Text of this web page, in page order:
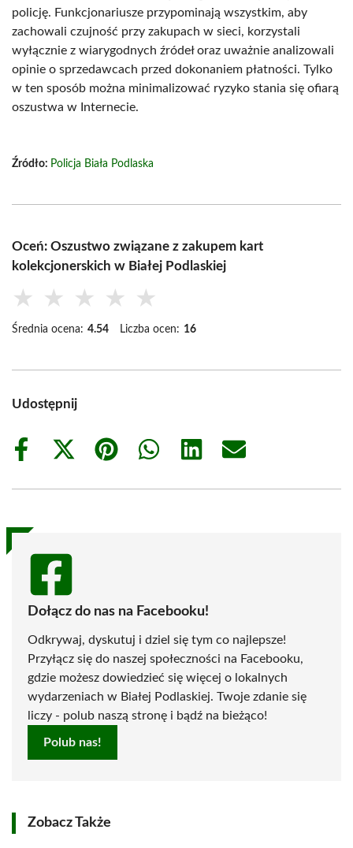
policję. Funkcjonariusze przypominają wszystkim, aby
zachowali czujność przy zakupach w sieci, korzystali
wyłącznie z wiarygodnych źródeł oraz uważnie analizowali
opinie o sprzedawcach przed dokonaniem płatności. Tylko
w ten sposób można minimalizować ryzyko stania się ofiarą
oszustwa w Internecie.
Źródło: Policja Biała Podlaska
Oceń: Oszustwo związane z zakupem kart
kolekcjonerskich w Białej Podlaskiej
★ ★ ★ ★ ★
Średnia ocena: 4.54 Liczba ocen: 16
Udostępnij
Share
Share
(Twitter)
Share
Share
Share
Share
Dołącz do nas na Facebooku!
Odkrywaj, dyskutuj i dziel się tym co najlepsze!
Przyłącz się do naszej społeczności na Facebooku,
gdzie możesz dowiedzieć się więcej o lokalnych
wydarzeniach w Białej Podlaskiej. Twoje zdanie się
liczy - polub naszą stronę i bądź na bieżąco!
Polub nas!
Zobacz Także